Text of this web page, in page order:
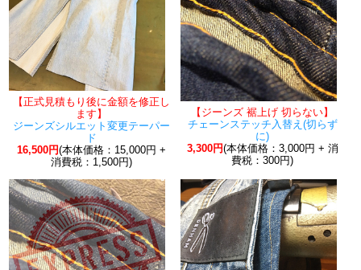
【正式見積もり後に金額を修正し
ます】
ジーンズシルエット変更テーパー
ド
16,500円(本体価格：15,000円 +
消費税：1,500円)
【ジーンズ 裾上げ 切らない】
チェーンステッチ入替え(切らず
に)
3,300円(本体価格：3,000円 + 消
費税：300円)